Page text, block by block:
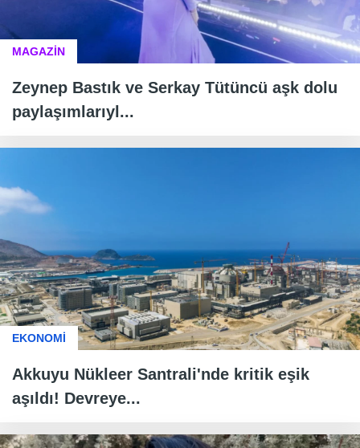
MAGAZİN
Zeynep Bastık ve Serkay Tütüncü aşk dolu
paylaşımlarıyl...
EKONOMİ
Akkuyu Nükleer Santrali'nde kritik eşik
aşıldı! Devreye...